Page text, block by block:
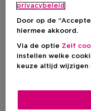
privacybeleid
Door op de
hiermee akkoord.
Via de optie Zelf
instellen welke
keuze altijd wijzigen